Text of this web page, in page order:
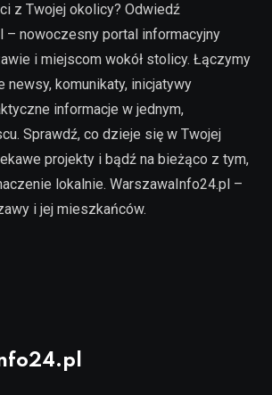
z Twojej okolicy? Odwiedź
– nowoczesny portal informacyjny
i miejscom wokół stolicy. Łączymy
newsy, komunikaty, inicjatywy
informacje w jednym,
Sprawdź, co dzieje się w Twojej
projekty i bądź na bieżąco z tym,
lokalnie. WarszawaInfo24.pl –
i jej mieszkańców.